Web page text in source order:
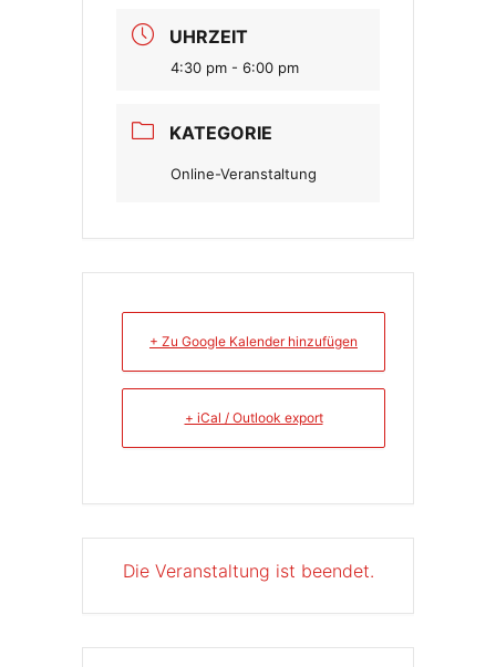
UHRZEIT
4:30 pm - 6:00 pm
KATEGORIE
Online-Veranstaltung
+ Zu Google Kalender hinzufügen
+ iCal / Outlook export
Die Veranstaltung ist beendet.